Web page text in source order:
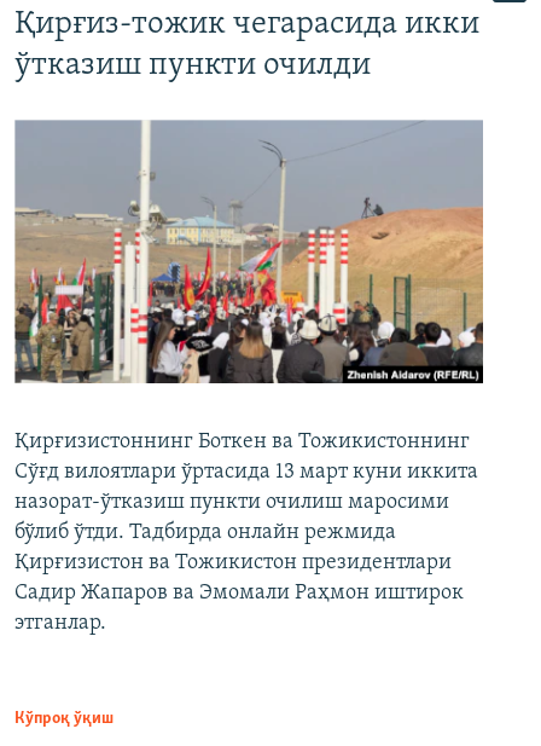
Қирғиз-тожик чегарасида икки
ўтказиш пункти очилди
Қирғизистоннинг Боткен ва Тожикистоннинг
Сўғд вилоятлари ўртасида 13 март куни иккита
назорат-ўтказиш пункти очилиш маросими
бўлиб ўтди. Тадбирда онлайн режмида
Қирғизистон ва Тожикистон президентлари
Садир Жапаров ва Эмомали Раҳмон иштирок
этганлар.
Кўпроқ ўқиш